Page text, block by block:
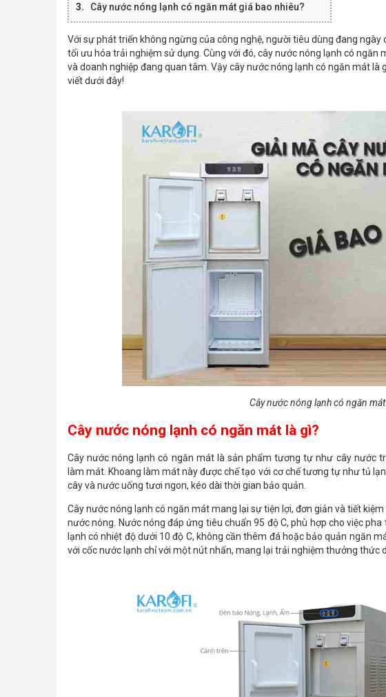
Cây nước nóng lạnh có ngăn mát giá bao nhiêu?
Với sự phát triển không ngừng của công nghệ, người tiêu dùng đang
tối ưu hóa trải nghiệm sử dụng. Cùng với đó, cây nước nóng lạnh có ngăn
và doanh nghiệp đang quan tâm. Vậy cây nước nóng lạnh có ngăn mát là
viết dưới đây!
Cây nước nóng lạnh có ngăn
Cây nước nóng lạnh có ngăn mát là gì?
Cây nước nóng lạnh có ngăn mát là sản phẩm tương tự như cây nước
làm mát. Khoang làm mát này được chế tạo với cơ chế tương tự như tủ
cây và nước uống tươi ngon, kéo dài thời gian bảo quản.
Cây nước nóng lạnh có ngăn mát mang lại sự tiện lợi, đơn giản và tiết
nước nóng. Nước nóng đáp ứng tiêu chuẩn 95 độ C, phù hợp cho việc
lạnh có nhiệt độ dưới 10 độ C, không cần thêm đá hoặc bảo quản ngăn
với cốc nước lạnh chỉ với một nút nhấn, mang lại trải nghiệm thưởng thức